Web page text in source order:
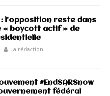
: l’opposition reste dans
« boycott actif » de
La rédaction
#EndSARSnow
fédéral